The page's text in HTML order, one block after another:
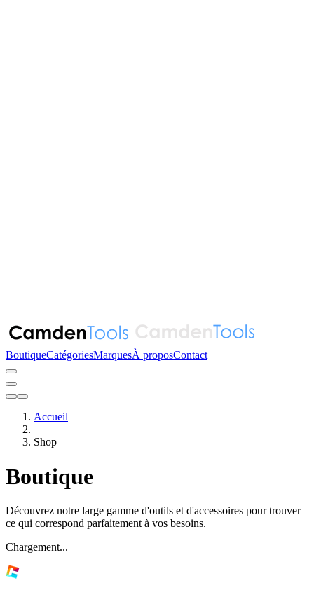
BoutiqueCatégoriesMarquesÀ proposContact
Accueil
Shop
Boutique
Découvrez notre large gamme d'outils et d'accessoires pour trouver
ce qui correspond parfaitement à vos besoins.
Chargement...